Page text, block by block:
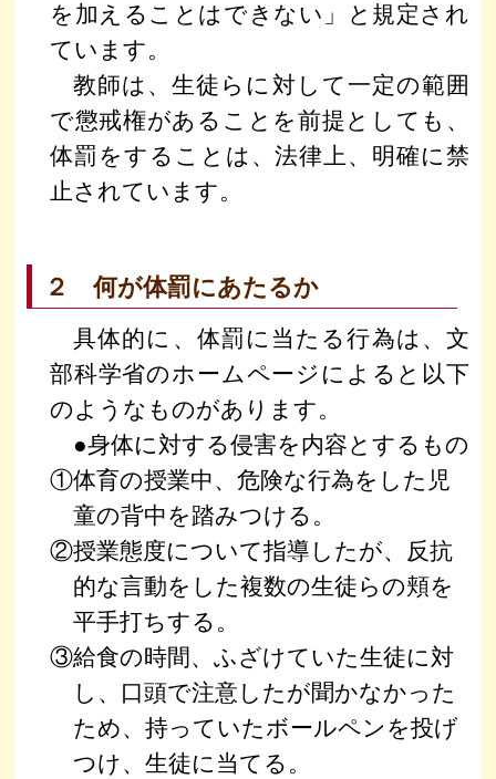
を加えることはできない」と規定され
ています。
教師は、生徒らに対して一定の範囲
で懲戒権があることを前提としても、
体罰をすることは、法律上、明確に禁
止されています。
２ 何が体罰にあたるか
具体的に、体罰に当たる行為は、文
部科学省のホームページによると以下
のようなものがあります。
●身体に対する侵害を内容とするもの
①体育の授業中、危険な行為をした児
童の背中を踏みつける。
②授業態度について指導したが、反抗
的な言動をした複数の生徒らの頬を
平手打ちする。
③給食の時間、ふざけていた生徒に対
し、口頭で注意したが聞かなかった
ため、持っていたボールペンを投げ
つけ、生徒に当てる。